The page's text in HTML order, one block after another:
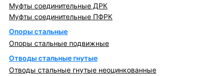
Муфты соединительные ДРК
Муфты соединительные ПФРК
Опоры стальные
Опоры стальные подвижные
Отводы стальные гнутые
Отводы стальные гнутые неоцинкованные